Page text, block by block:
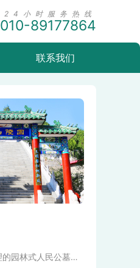
010-89177864
联系我们
平谷民政局直接管理的园林式人民公墓，是平谷区境内少有的经营性合法公墓